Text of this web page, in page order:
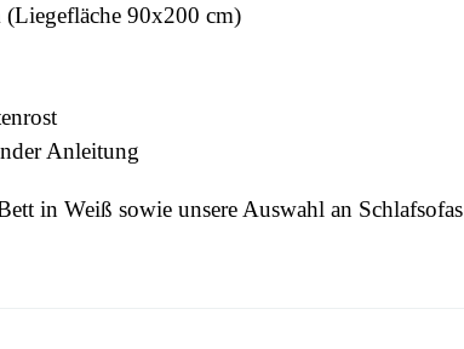
90x200 cm)
Anleitung
in Weiß sowie unsere Auswahl an Schlafsofas